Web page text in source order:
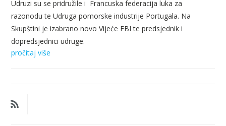
Udruzi su se pridružile i Francuska federacija luka za
razonodu te Udruga pomorske industrije Portugala. Na
Skupštini je izabrano novo Vijeće EBI te predsjednik i
dopredsjednici udruge.
pročitaj više